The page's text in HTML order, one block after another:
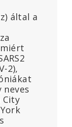
által a
2),
City